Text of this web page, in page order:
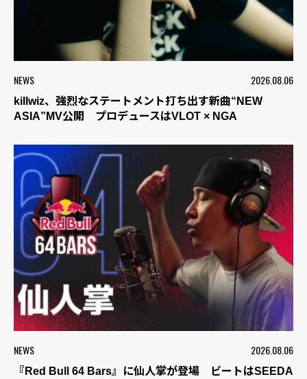
NEWS 2026.08.06
killwiz、強烈なステートメント打ち出す新曲“NEW
ASIA”MV公開 プロデュースはVLOT × NGA
NEWS 2026.08.06
『Red Bull 64 Bars』に仙人掌が登場 ビートはSEEDA